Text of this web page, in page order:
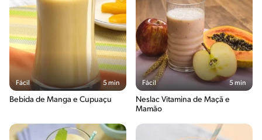
Fácil 5 min
Bebida de Manga e Cupuaçu
Fácil 5 min
Neslac Vitamina de Maçã e
Mamão